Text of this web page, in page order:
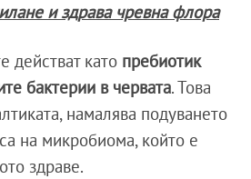
и здрава чревна флора
действат като пребиотик
бактерии в червата. Това
намалява подуването
на микробиома, който е
здраве.